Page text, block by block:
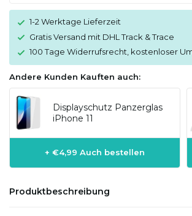
1-2 Werktage Lieferzeit
Gratis Versand mit DHL Track & Trace
100 Tage Widerrufsrecht, kostenloser
Andere Kunden Kauften auch:
Displayschutz Panzerglas
iPhone 11
+ €4,99 Auch bestellen
Produktbeschreibung